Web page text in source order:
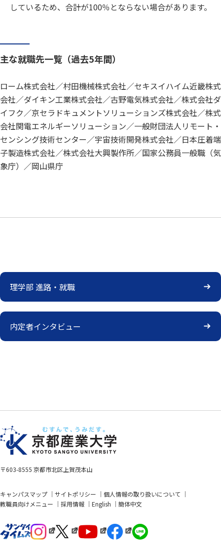
しているため、合計が100％とならない場合があります。
主な就職先一覧（過去5年間）
ローム株式会社／村田機械株式会社／セキスイハイム近畿株式
会社／ダイキン工業株式会社／古野電気株式会社／株式会社ダ
イフク／京セラドキュメントソリューションズ株式会社／株式
会社関電エネルギーソリューション／一般財団法人リモート・
センシング技術センター／宇宙技術開発株式会社／日本圧着端
子製造株式会社／株式会社大興製作所／国家公務員一般職（気
象庁）／岡山県庁
理学部 進路・就職
内定者インタビュー
〒603-8555 京都市北区上賀茂本山
キャンパスマップ サイトポリシー
個人情報の取り扱いについて
教職員向けメニュー
採用情報 English 簡体中文